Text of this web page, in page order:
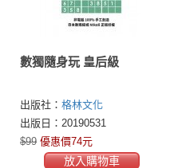
數獨隨身玩 皇后級
出版社： 格林文化
出版日：20190531
$99 優惠價74元
放入購物車